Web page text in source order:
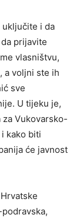
uključite i da
prijavite
vlasništvu,
a voljni ste ih
sve
U tijeku je,
Vukovarsko-
kako biti
će javnost